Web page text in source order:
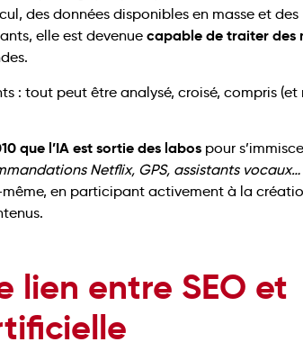
des données disponibles en masse et des
elle est devenue capable de traiter des
: tout peut être analysé, croisé, compris (et
que l’IA est sortie des labos pour
Netflix, GPS, assistants vocaux…
même, en participant activement à la
lien entre SEO et